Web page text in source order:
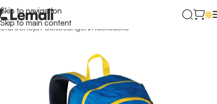
Skip to navigation
Skip to main content
Start/Shop/Packlösungen/Rucksäcke